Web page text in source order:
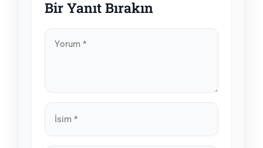
Bir Yanıt Bırakın